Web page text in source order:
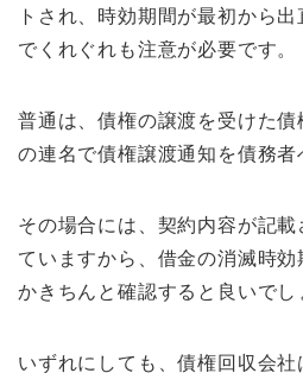
トされ、時効期間が最初から
でくれぐれも注意が必要です。
普通は、債権の譲渡を受けた債
の連名で債権譲渡通知を債務者
その場合には、契約内容が記
ていますから、借金の消滅時
かきちんと確認すると良いでし
いずれにしても、債権回収会